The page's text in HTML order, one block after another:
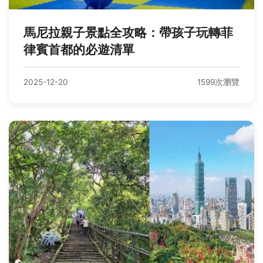
馬尼拉親子景點全攻略：帶孩子玩轉菲
律賓首都的必遊清單
2025-12-20 1599次瀏覽